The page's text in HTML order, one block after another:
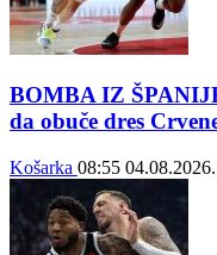
BOMBA IZ
da obuče dres
Košarka 08:55 04.08.2026.